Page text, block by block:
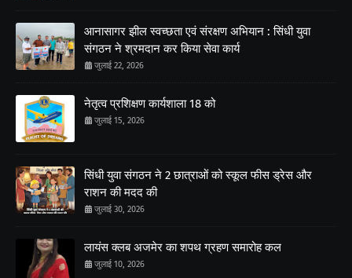
आनासागर झील स्वच्छता एवं संरक्षण अभियान : सिंधी युवा
संगठन ने श्रमदान कर किया सेवा कार्य
जुलाई 22, 2026
नेतृत्व प्रशिक्षण कार्यशाला 18 को
जुलाई 15, 2026
सिंधी युवा संगठन ने 2 छात्राओं को स्कूल फीस ड्रेस और
राशन की मदद की
जुलाई 30, 2026
लायंस क्लब अजमेर का शपथ ग्रहण समारोह कल
जुलाई 10, 2026